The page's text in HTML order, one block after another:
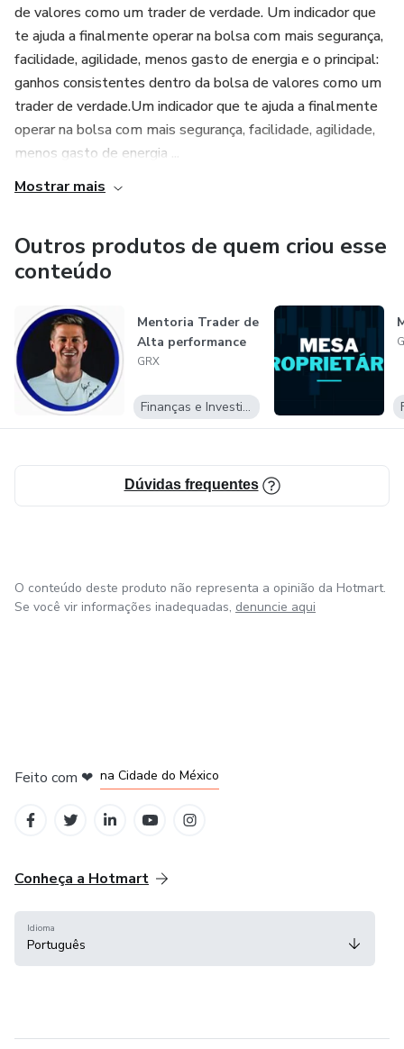
de valores como um trader de verdade. Um indicador que
te ajuda a finalmente operar na bolsa com mais segurança,
facilidade, agilidade, menos gasto de energia e o principal:
ganhos consistentes dentro da bolsa de valores como um
trader de verdade.Um indicador que te ajuda a finalmente
operar na bolsa com mais segurança, facilidade, agilidade,
menos gasto de energia ...
Mostrar mais
Outros produtos de quem criou esse
conteúdo
Mentoria Trader de
Alta performance
GRX
Finanças e Investimentos
Dúvidas frequentes
O conteúdo deste produto não representa a opinião da Hotmart.
Se você vir informações inadequadas, denuncie aqui
Feito com ❤ na Cidade do México
Conheça a Hotmart
Idioma
Português